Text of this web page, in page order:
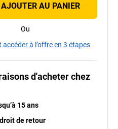
AJOUTER AU PANIER
Ou
accéder à l’offre en 3 étapes
d'acheter chez
15 ans
de retour